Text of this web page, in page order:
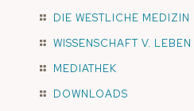
DIE WESTLICHE MEDIZIN
WISSENSCHAFT V. LEBEN
MEDIATHEK
DOWNLOADS